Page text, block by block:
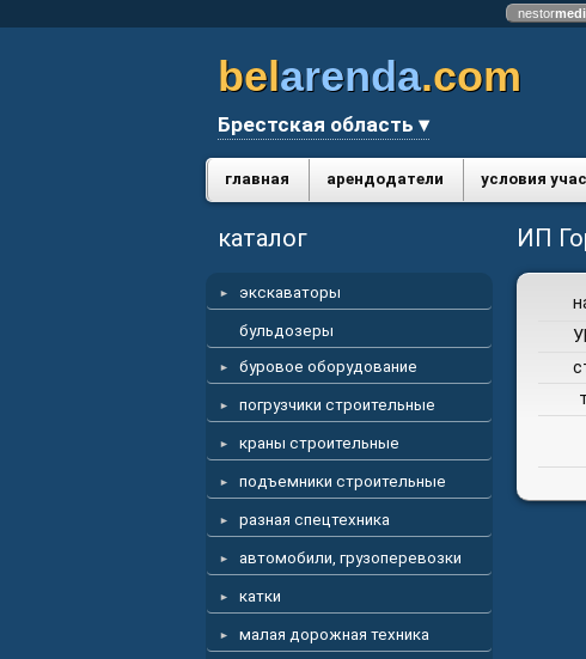
nestor
belarenda.com
Брестская область ▾
главная арендодатели условия
каталог
экскаваторы
бульдозеры
буровое оборудование
погрузчики строительные
краны строительные
подъемники строительные
разная спецтехника
автомобили, грузоперевозки
катки
малая дорожная техника
ИП